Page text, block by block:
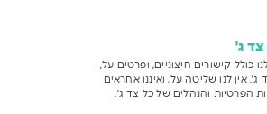
ג'
כולל קישורים חיצוניים, ופרטים על,
ג'. אין לנו שליטה על, ואיננו אחראים
הפרטיות והנהלים של כל צד ג'.